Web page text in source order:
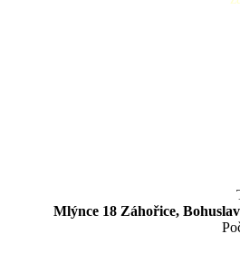
Mlýnce 18 Záhořice,